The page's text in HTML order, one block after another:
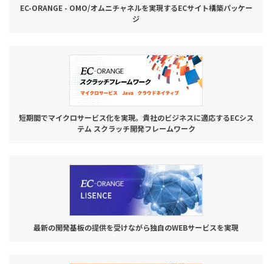
EC-ORANGE - OMO/オムニチャネルを実現するECサイト構築パッケー
ジ
短期間でマイクロサービス化を実現。貴社のビジネスに適応するECシス
テム スクラッチ開発フレームワーク
最新の開発基板の提供を受けながら独自のWEBサービスを実現